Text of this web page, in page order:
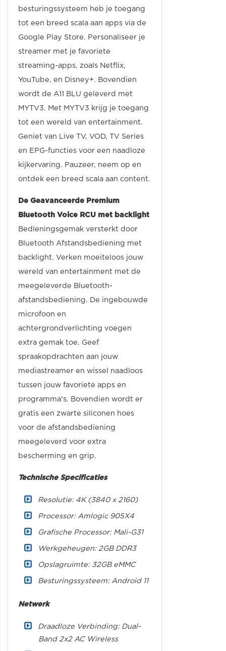
besturingssysteem heb je toegang
tot een breed scala aan apps via de
Google Play Store. Personaliseer je
streamer met je favoriete
streaming-apps, zoals Netflix,
YouTube, en Disney+. Bovendien
wordt de A11 BLU geleverd met
MYTV3. Met MYTV3 krijg je toegang
tot een wereld van entertainment.
Geniet van Live TV, VOD, TV Series
en EPG-functies voor een naadloze
kijkervaring. Pauzeer, neem op en
ontdek een breed scala aan content.
De Geavanceerde Premium
Bluetooth Voice RCU met backlight
Bedieningsgemak versterkt door
Bluetooth Afstandsbediening met
backlight. Verken moeiteloos jouw
wereld van entertainment met de
meegeleverde Bluetooth-
afstandsbediening. De ingebouwde
microfoon en
achtergrondverlichting voegen
extra gemak toe. Geef
spraakopdrachten aan jouw
mediastreamer en wissel naadloos
tussen jouw favoriete apps en
programma's. Bovendien wordt er
gratis een zwarte siliconen hoes
voor de afstandsbediening
meegeleverd voor extra
bescherming en grip.
Technische Specificaties
Resolutie: 4K (3840 x 2160)
Processor: Amlogic 905X4
Grafische Processor: Mali-G31
Werkgeheugen: 2GB DDR3
Opslagruimte: 32GB eMMC
Besturingssysteem: Android 11
Netwerk
Draadloze Verbinding: Dual-
Band 2x2 AC Wireless